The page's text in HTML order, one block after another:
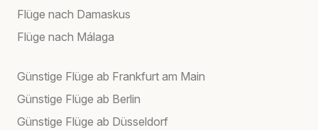
Flüge nach Damaskus
Flüge nach Málaga
Günstige Flüge ab Frankfurt am Main
Günstige Flüge ab Berlin
Günstige Flüge ab Düsseldorf